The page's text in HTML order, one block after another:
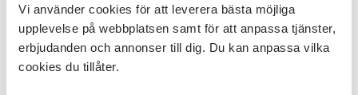
Vi använder cookies för att leverera bästa möjliga
upplevelse på webbplatsen samt för att anpassa tjänster,
erbjudanden och annonser till dig. Du kan anpassa vilka
cookies du tillåter.
Arrangeras i samverkan med Rutviks
Bygdegårdsförening och Bygdegårdarnas
riksförbund